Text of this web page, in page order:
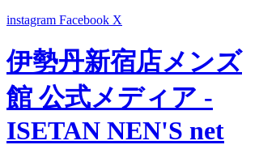
instagram Facebook X
伊勢丹新宿店メンズ
館 公式メディア -
ISETAN NEN'S net